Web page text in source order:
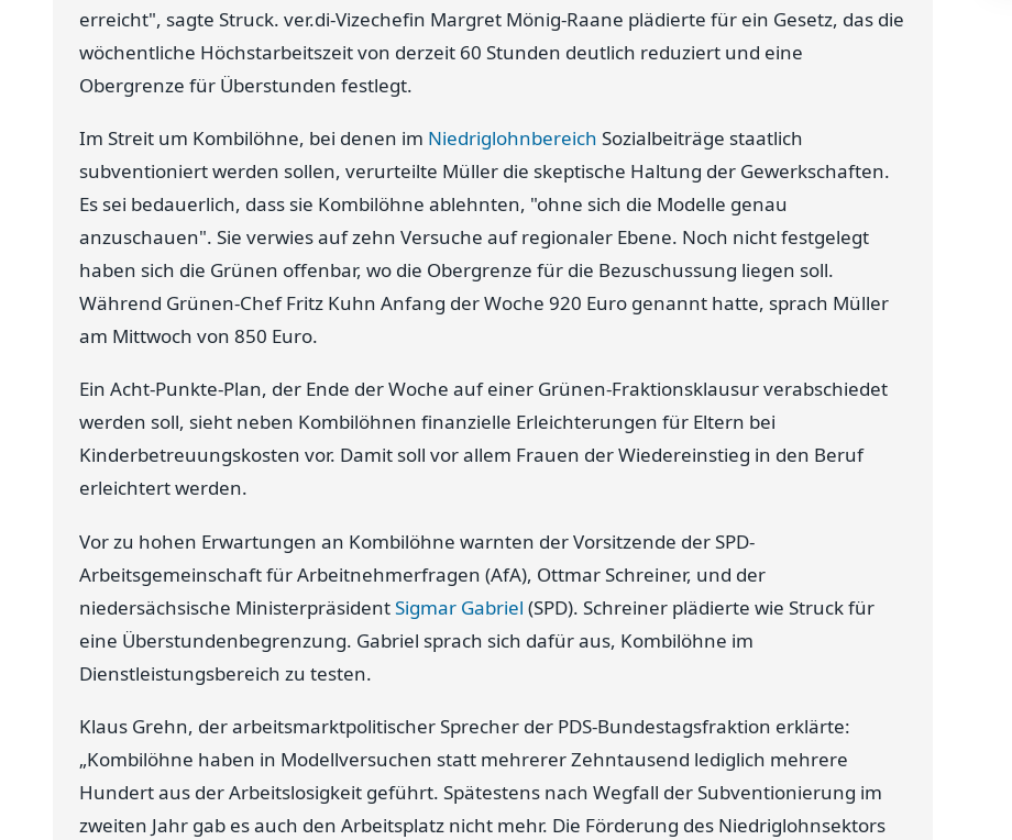
erreicht", sagte Struck. ver.di-Vizechefin Margret Mönig-Raane plädierte für ein Gesetz, das die
wöchentliche Höchstarbeitszeit von derzeit 60 Stunden deutlich reduziert und eine
Obergrenze für Überstunden festlegt.
Im Streit um Kombilöhne, bei denen im Niedriglohnbereich Sozialbeiträge staatlich
subventioniert werden sollen, verurteilte Müller die skeptische Haltung der Gewerkschaften.
Es sei bedauerlich, dass sie Kombilöhne ablehnten, "ohne sich die Modelle genau
anzuschauen". Sie verwies auf zehn Versuche auf regionaler Ebene. Noch nicht festgelegt
haben sich die Grünen offenbar, wo die Obergrenze für die Bezuschussung liegen soll.
Während Grünen-Chef Fritz Kuhn Anfang der Woche 920 Euro genannt hatte, sprach Müller
am Mittwoch von 850 Euro.
Ein Acht-Punkte-Plan, der Ende der Woche auf einer Grünen-Fraktionsklausur verabschiedet
werden soll, sieht neben Kombilöhnen finanzielle Erleichterungen für Eltern bei
Kinderbetreuungskosten vor. Damit soll vor allem Frauen der Wiedereinstieg in den Beruf
erleichtert werden.
Vor zu hohen Erwartungen an Kombilöhne warnten der Vorsitzende der SPD-
Arbeitsgemeinschaft für Arbeitnehmerfragen (AfA), Ottmar Schreiner, und der
niedersächsische MinisterpräsidentSigmar Gabriel (SPD). Schreiner plädierte wie Struck für
eine Überstundenbegrenzung. Gabriel sprach sich dafür aus, Kombilöhne im
Dienstleistungsbereich zu testen.
Klaus Grehn, der arbeitsmarktpolitischer Sprecher der PDS-Bundestagsfraktion erklärte:
„Kombilöhne haben in Modellversuchen statt mehrerer Zehntausend lediglich mehrere
Hundert aus der Arbeitslosigkeit geführt. Spätestens nach Wegfall der Subventionierung im
zweiten Jahr gab es auch den Arbeitsplatz nicht mehr. Die Förderung des Niedriglohnsektors